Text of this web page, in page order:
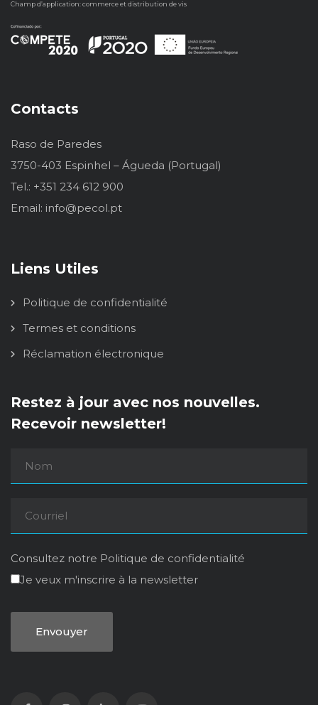
Champ d’application: commerce et distribution de vis
Contacts
Raso de Paredes
3750-403 Espinhel – Águeda (Portugal)
Tel.: +351 234 612 900
Email: info@pecol.pt
Liens Utiles
Politique de confidentialité
Termes et conditions
Réclamation électronique
Restez à jour avec nos nouvelles.
Recevoir newsletter!
Consultez notre Politique de confidentialité
Je veux m'inscrire à la newsletter